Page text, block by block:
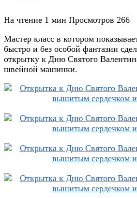
На чтение 1 мин Просмотров 266
Мастер класс в котором
быстро и без особой фантазии
открытку к Дню Святого
швейной машинки.